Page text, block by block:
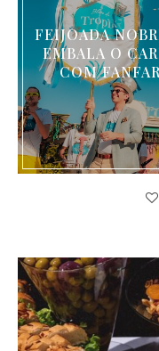
FEIJOADA
EMBALA O
COM